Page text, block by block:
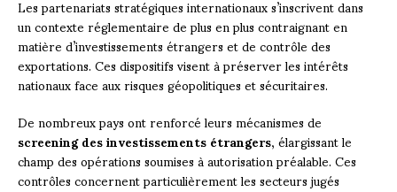
un contexte réglementaire de plus en plus contraignant en
matière d’investissements étrangers et de contrôle des
exportations. Ces dispositifs visent à préserver les intérêts
nationaux face aux risques géopolitiques et sécuritaires.
De nombreux pays ont renforcé leurs mécanismes de
screening des investissements étrangers, élargissant le
champ des opérations soumises à autorisation préalable. Ces
contrôles concernent particulièrement les secteurs jugés